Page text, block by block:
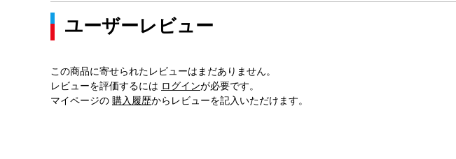
ユーザーレビュー
この商品に寄せられたレビューはまだありません。
レビューを評価するには ログインが必要です。
マイページの 購入履歴からレビューを記入いただけます。